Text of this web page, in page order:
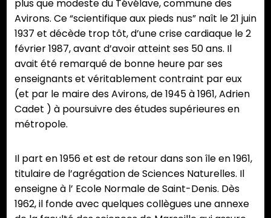
plus que modeste du Tévélave, commune des
Avirons. Ce “scientifique aux pieds nus” naît le 21 juin
1937 et décède trop tôt, d’une crise cardiaque le 2
février 1987, avant d’avoir atteint ses 50 ans. Il
avait été remarqué de bonne heure par ses
enseignants et véritablement contraint par eux
(et par le maire des Avirons, de 1945 à 1961, Adrien
Cadet ) à poursuivre des études supérieures en
métropole.
Il part en 1956 et est de retour dans son île en 1961,
titulaire de l’agrégation de Sciences Naturelles. Il
enseigne à l’ Ecole Normale de Saint-Denis. Dès
1962, il fonde avec quelques collègues une annexe